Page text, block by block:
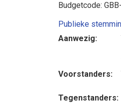
Budgetcode:
Publieke
Aanwezig:
Voorstanders:
Tegenstanders: